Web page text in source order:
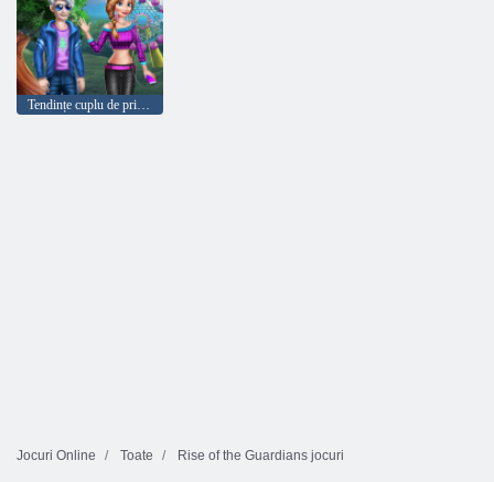
Tendințe cuplu de primăvară
Jocuri Online Toate Rise of the Guardians jocuri